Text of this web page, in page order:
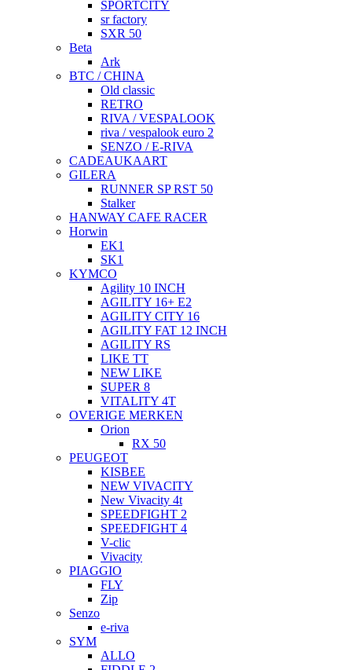
SPORTCITY
sr factory
SXR 50
Beta
Ark
BTC / CHINA
Old classic
RETRO
RIVA / VESPALOOK
riva / vespalook euro 2
SENZO / E-RIVA
CADEAUKAART
GILERA
RUNNER SP RST 50
Stalker
HANWAY CAFE RACER
Horwin
EK1
SK1
KYMCO
Agility 10 INCH
AGILITY 16+ E2
AGILITY CITY 16
AGILITY FAT 12 INCH
AGILITY RS
LIKE TT
NEW LIKE
SUPER 8
VITALITY 4T
OVERIGE MERKEN
Orion
RX 50
PEUGEOT
KISBEE
NEW VIVACITY
New Vivacity 4t
SPEEDFIGHT 2
SPEEDFIGHT 4
V-clic
Vivacity
PIAGGIO
FLY
Zip
Senzo
e-riva
SYM
ALLO